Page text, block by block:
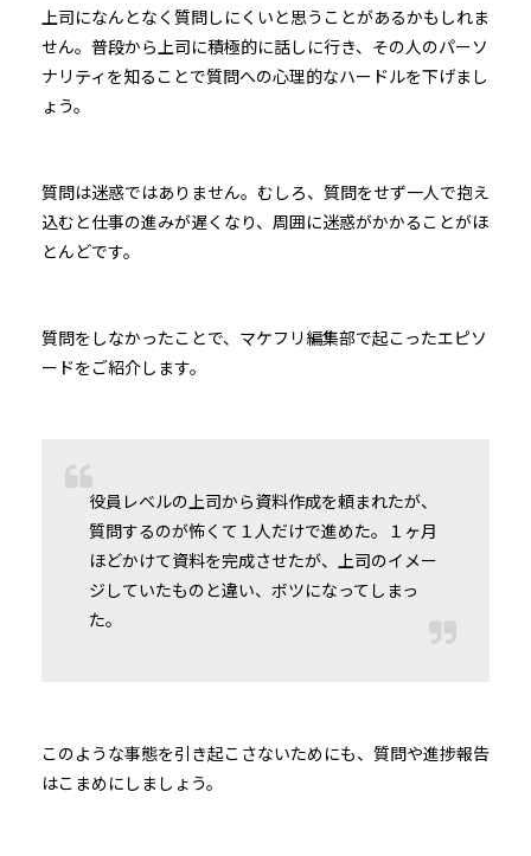
上司になんとなく質問しにくいと思うことがあるかもしれま
せん。普段から上司に積極的に話しに行き、その人のパーソ
ナリティを知ることで質問への心理的なハードルを下げまし
ょう。
質問は迷惑ではありません。むしろ、質問をせず一人で抱え
込むと仕事の進みが遅くなり、周囲に迷惑がかかることがほ
とんどです。
質問をしなかったことで、マケフリ編集部で起こったエピソ
ードをご紹介します。
役員レベルの上司から資料作成を頼まれたが、
質問するのが怖くて１人だけで進めた。１ヶ月
ほどかけて資料を完成させたが、上司のイメー
ジしていたものと違い、ボツになってしまっ
た。
このような事態を引き起こさないためにも、質問や進捗報告
はこまめにしましょう。